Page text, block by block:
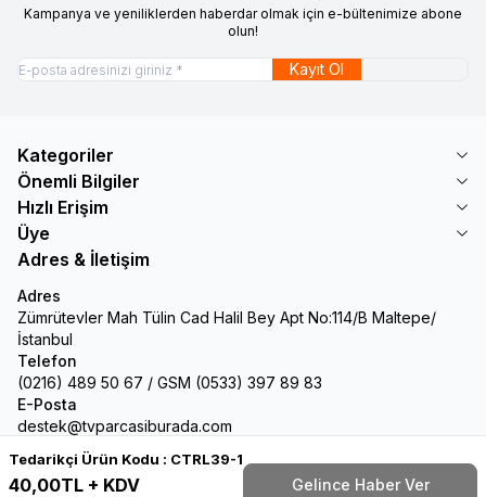
Tedarikçi Ürün Kodu : CTRL39-1
40,00TL + KDV Gelince Haber Ver
Kampanya ve yeniliklerden haberdar olmak için e-bültenimize abone
olun!
Kayıt Ol
Kategoriler
Önemli Bilgiler
Hızlı Erişim
Üye
Adres & İletişim
Adres
Zümrütevler Mah Tülin Cad Halil Bey Apt No:114/B Maltepe/
İstanbul
Telefon
(0216) 489 50 67 / GSM (0533) 397 89 83
E-Posta
destek@tvparcasiburada.com
Facebook
Twitter WhatsApp
Tumblr